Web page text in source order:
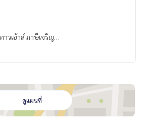
าวเฮ้าส์ ภาษีเจริญ
ดูแผนที่